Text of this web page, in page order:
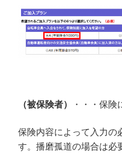
（被保険者） ・・・保険
保険内容によって入力の
す。播磨孤道の場合は必